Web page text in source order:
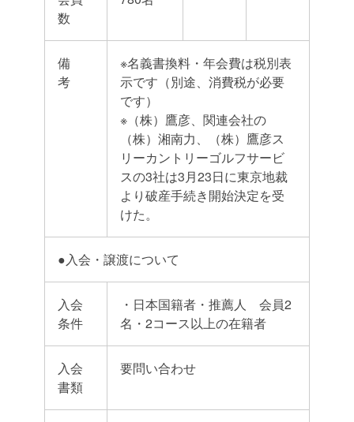
数
備
考
※名義書換料・年会費は税別表
示です（別途、消費税が必要
です）
※（株）鷹彦、関連会社の
（株）湘南力、（株）鷹彦ス
リーカントリーゴルフサービ
スの3社は3月23日に東京地裁
より破産手続き開始決定を受
けた。
●入会・譲渡について
入会
条件
・日本国籍者・推薦人 会員2
名・2コース以上の在籍者
入会
書類
要問い合わせ